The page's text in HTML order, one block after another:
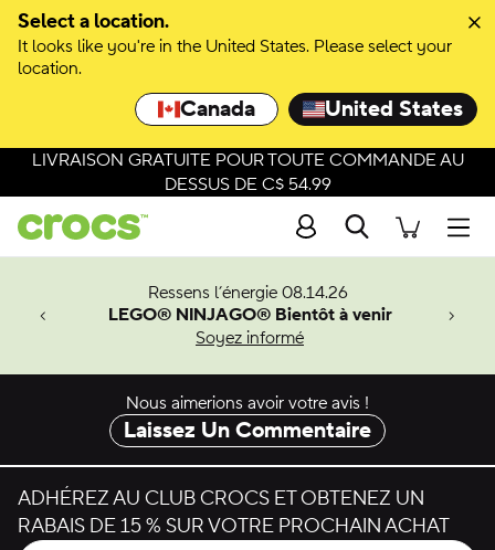
Select a location.
It looks like you're in the United States. Please select your
location.
Canada United States
Passer à la sélection de couleurs
Passer aux détails du produit
LIVRAISON GRATUITE POUR TOUTE COMMANDE AU
DESSUS DE C$ 54.99
Recherche
Ressens l’énergie 08.14.26
LEGO® NINJAGO® Bientôt à venir
Soyez informé
Man.
Nous aimerions avoir votre avis !
Laissez Un Commentaire
ADHÉREZ AU CLUB CROCS ET OBTENEZ UN
RABAIS DE 15 % SUR VOTRE PROCHAIN ACHAT